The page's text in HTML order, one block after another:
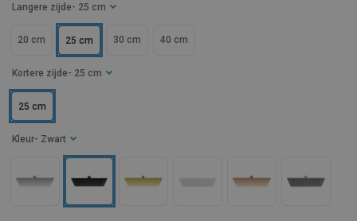
Langere zijde - 25 cm
20 cm 25 cm 30 cm 40 cm
Kortere zijde - 25 cm
25 cm
Kleur - Zwart